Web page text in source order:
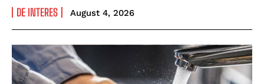
DE INTERES August 4, 2026